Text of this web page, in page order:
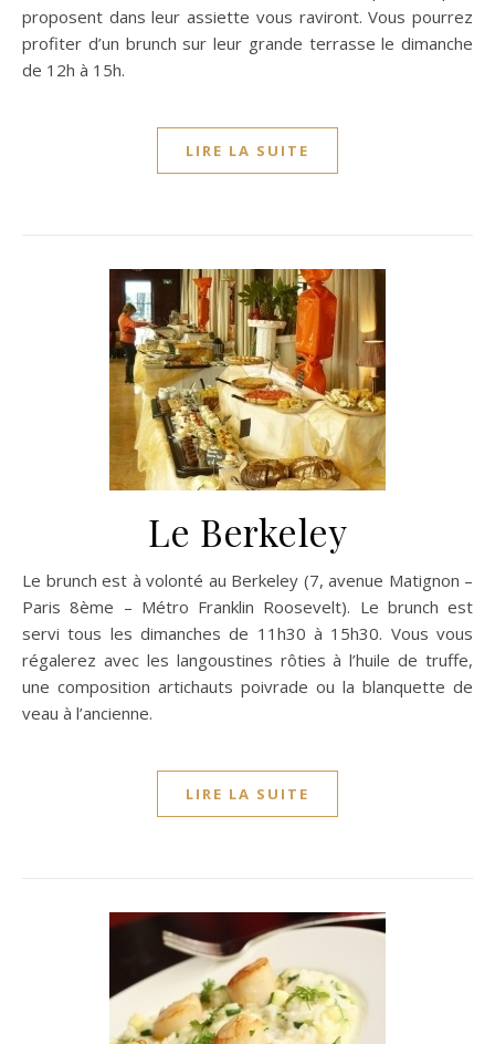
proposent dans leur assiette vous raviront. Vous pourrez
profiter d’un brunch sur leur grande terrasse le dimanche
de 12h à 15h.
LIRE LA SUITE
Le Berkeley
Le brunch est à volonté au Berkeley (7, avenue Matignon –
Paris 8ème – Métro Franklin Roosevelt). Le brunch est
servi tous les dimanches de 11h30 à 15h30. Vous vous
régalerez avec les langoustines rôties à l’huile de truffe,
une composition artichauts poivrade ou la blanquette de
veau à l’ancienne.
LIRE LA SUITE